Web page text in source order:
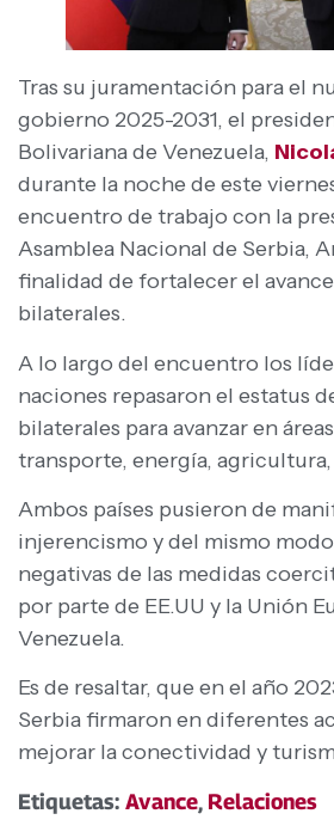
Tras su juramentación para el
gobierno 2025-2031, el
Bolivariana de Venezuela,
durante la noche de este
encuentro de trabajo con la
Asamblea Nacional de Serbia,
finalidad de fortalecer el
bilaterales.
A lo largo del encuentro los
naciones repasaron el estatus
bilaterales para avanzar en
transporte, energía,
Ambos países pusieron de
injerencismo y del mismo
negativas de las medidas
por parte de EE.UU y la Unión
Venezuela.
Es de resaltar, que en el año
Serbia firmaron en diferentes
mejorar la conectividad y
Etiquetas: Avance, Relaciones